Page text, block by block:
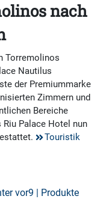
nach
Torremolinos
Nautilus
der Premiummarke
Zimmern und
Bereiche
Palace Hotel nun
Touristik
vor9 | Produkte